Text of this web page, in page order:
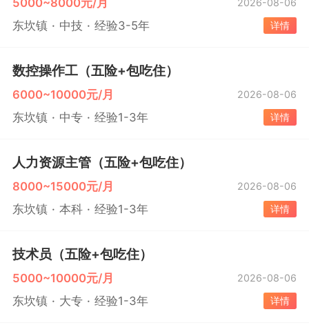
东坎镇 中技 经验3-5年 详情
数控操作工（五险+包吃住）
6000~10000元/月 2026-08-06
东坎镇 中专 经验1-3年 详情
人力资源主管（五险+包吃住）
8000~15000元/月 2026-08-06
东坎镇 本科 经验1-3年 详情
技术员（五险+包吃住）
5000~10000元/月 2026-08-06
东坎镇 大专 经验1-3年 详情